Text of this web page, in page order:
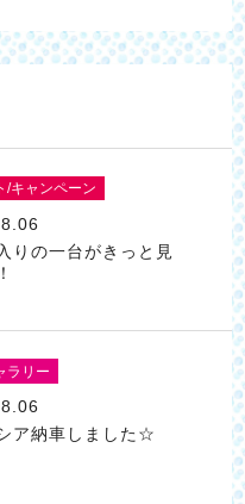
/キャンペーン
りの一台がきっと見
ラリー
ア納車しました☆